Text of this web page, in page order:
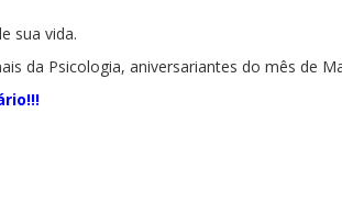
sua vida.
da Psicologia, aniversariantes do mês de